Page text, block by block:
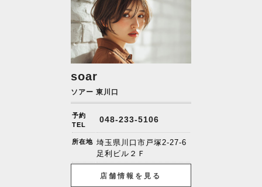
soar
ソアー 東川口
予約
TEL
048-233-5106
所在地 埼玉県川口市戸塚2-27-6
足利ビル２Ｆ
店舗情報を見る